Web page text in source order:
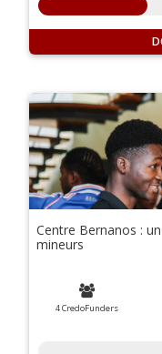
Centre Bernanos :
mineurs
4 CredoFunders